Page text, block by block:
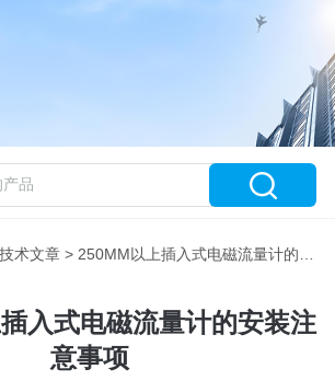
技术文章 > 250MM以上插入式电磁流量计的安装注意事项
入式电磁流量计的安装注
意事项